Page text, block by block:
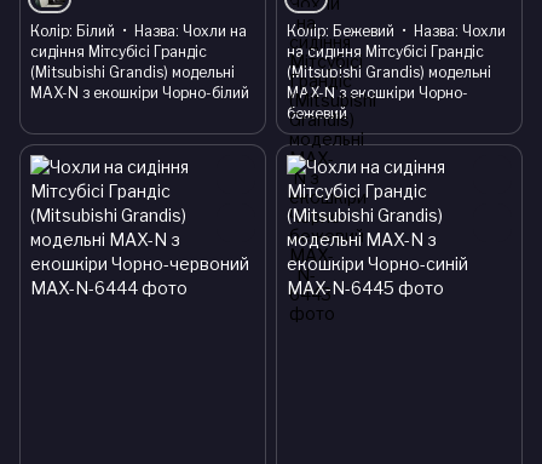
Колір Білий Назва Чохли на
сидіння Мітсубісі Грандіс
(Mitsubishi Grandis) модельні
MAX-N з екошкіри Чорно-білий
Колір Бежевий Назва Чохли
на сидіння Мітсубісі Грандіс
(Mitsubishi Grandis) модельні
MAX-N з екошкіри Чорно-
бежевий